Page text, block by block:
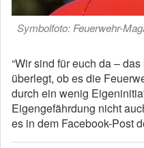
Symbolfoto: Feuerwehr-
“Wir sind für euch da –
überlegt, ob es die
durch ein wenig
Eigengefährdung nicht
es in dem Facebook-Post